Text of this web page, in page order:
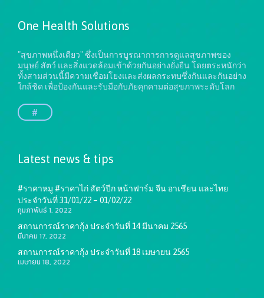
One Health Solutions
"สุขภาพหนึ่งเดียว" ซึ่งเป็นการบูรณาการการดูแลสุขภาพของ
มนุษย์ สัตว์ และสิ่งแวดล้อมเข้าด้วยกันอย่างยั่งยืนโดยตระหนักว่า
ทั้งสามส่วนนี้มีความเชื่อมโยงและส่งผลกระทบซึ่งกันและกันอย่าง
ใกล้ชิด เพื่อป้องกันและรับมือกับภัยคุกคามต่อสุขภาพระดับโลก
#
Latest news & tips
#ราคาหมู #ราคาไก่ สัตว์ปีก หน้าฟาร์ม จีน อาเชียน และไทย
ประจำวันที่ 31/01/22 – 01/02/22
กุมภาพันธ์ 1, 2022
สถานการณ์ราคากุ้ง ประจำวันที่ 14 มีนาคม 2565
มีนาคม 17, 2022
สถานการณ์ราคากุ้ง ประจำวันที่ 18 เมษายน 2565
เมษายน 18, 2022